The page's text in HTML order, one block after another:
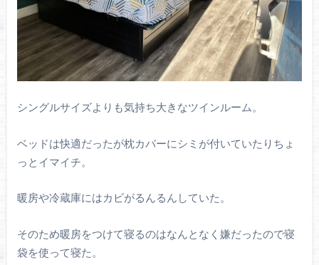
シングルサイズよりも気持ち大きなツインルーム。
ベッドは快適だったが枕カバーにシミが付いていたりちょ
っとイマイチ。
暖房や冷蔵庫にはカビがるんるんしていた。
そのため暖房をつけて寝るのはなんとなく嫌だったので寝
袋を使って寝た。